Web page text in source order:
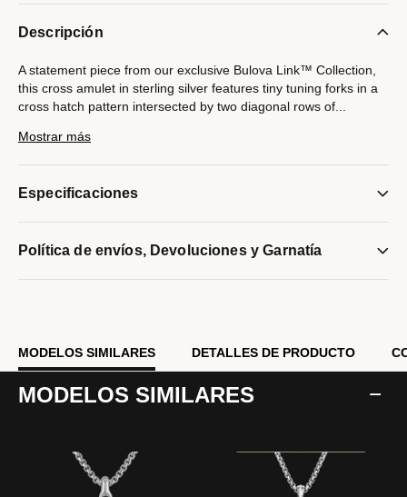
Descripción
A statement piece from our exclusive Bulova Link™ Collection,
this cross amulet in sterling silver features tiny tuning forks in a
cross hatch pattern intersected by two diagonal rows of
necklace in sterling silver adjusts from 24" to 26" with extender
Mostrar más
Especificaciones
Política de envíos, Devoluciones y Garnatía
MODELOS SIMILARES DETALLES DE PRODUCTO
MODELOS SIMILARES